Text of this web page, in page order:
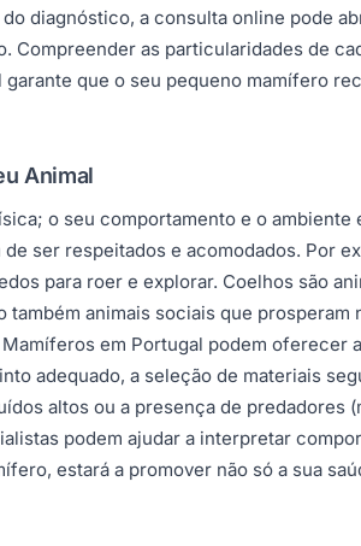
diagnóstico, a consulta online pode
as particularidades de
que o seu pequeno mamífero
Animal
o seu comportamento e o
ser respeitados e acomodados. Por
para roer e explorar. Coelhos são
animais sociais que
em Portugal podem
adequado, a seleção de materiais
altos ou a presença de predadores
podem ajudar a interpretar
estará a promover não só a sua